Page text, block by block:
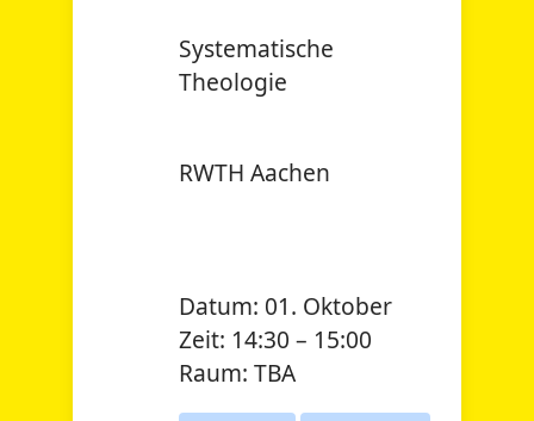
Systematische
Theologie
RWTH Aachen
Datum: 01. Oktober
Zeit: 14:30 – 15:00
Raum: TBA